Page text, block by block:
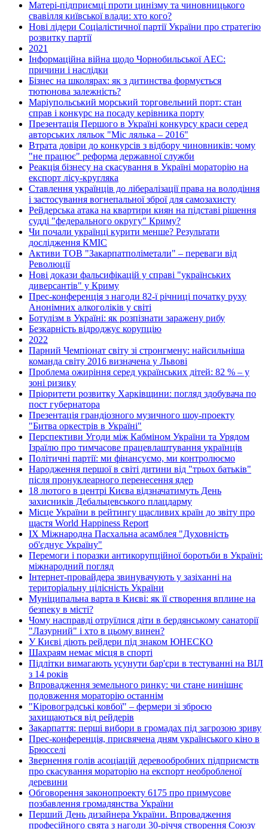
Матері-підприємці проти цинізму та чиновницького
свавілля київської влади: хто кого?
Нові лідери Соціалістичної партії України про стратегію
розвитку партії
2021
Інформаційна війна щодо Чорнобильської АЕС:
причини і наслідки
Бізнес на школярах: як з дитинства формується
тютюнова залежність?
Маріупольський морський торговельний порт: стан
справ і конкурс на посаду керівника порту
Презентація Першого в Україні конкурсу краси серед
авторських ляльок "Міс лялька – 2016"
Втрата довіри до конкурсів з відбору чиновників: чому
"не працює" реформа державної служби
Реакція бізнесу на скасування в Україні мораторію на
експорт лісу-кругляка
Ставлення українців до лібералізації права на володіння
і застосування вогнепальної зброї для самозахисту
Рейдерська атака на квартири киян на підставі рішення
судді "федерального округу" Криму?
Чи почали українці курити менше? Результати
дослідження КМІС
Активи ТОВ "Закарпатполіметали" – переваги від
Революції
Нові докази фальсифікацій у справі "українських
диверсантів" у Криму
Прес-конференція з нагоди 82-ї річниці початку руху
Анонімних алкоголіків у світі
Ботулізм в Україні: як розпізнати заражену рибу
Безкарність відроджує корупцію
2022
Парний Чемпіонат світу зі стронгмену: найсильніша
команда світу 2016 визначена у Львові
Проблема ожиріння серед українських дітей: 82 % – у
зоні ризику
Пріоритети розвитку Харківщини: погляд здобувача по
пост губернатора
Презентація грандіозного музичного шоу-проекту
"Битва оркестрів в Україні"
Перспективи Угоди між Кабміном України та Урядом
Ізраїлю про тимчасове працевлаштування українців
Політичні партії: ми фінансуємо, ми контролюємо
Народження першої в світі дитини від "трьох батьків"
після пронуклеарного перенесення ядер
18 лютого в центрі Києва відзначатимуть День
захисників Дебальцевського плацдарму
Місце України в рейтингу щасливих країн до звіту про
щастя World Happiness Report
ІХ Міжнародна Пасхальна асамблея "Духовність
об'єднує Україну"
Перемоги і поразки антикорупційної боротьби в Україні:
міжнародний погляд
Інтернет-провайдера звинувачують у зазіханні на
територіальну цілісність України
Муніципальна варта в Києві: як її створення вплине на
безпеку в місті?
Чому насправді отруїлися діти в бердянському санаторії
"Лазурний" і хто в цьому винен?
У Києві діють рейдери під знаком ЮНЕСКО
Шахраям немає місця в спорті
Підлітки вимагають усунути бар'єри в тестуванні на ВІЛ
з 14 років
Впровадження земельного ринку: чи стане нинішнє
подовження мораторію останнім
"Кіровоградські ковбої" – фермери зі зброєю
захищаються від рейдерів
Закарпаття: перші вибори в громадах під загрозою зриву
Прес-конференція, присвячена дням українського кіно в
Брюсселі
Звернення голів асоціацій деревообробних підприємств
про скасування мораторію на експорт необробленої
деревини
Обговорення законопроекту 6175 про примусове
позбавлення громадянства України
Перший День дизайнера України. Впровадження
професійного свята з нагоди 30-річчя створення Союзу